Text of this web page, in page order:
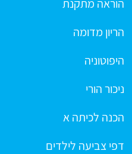
הוראה מתקנת
הריון מדומה
היפוטוניה
ניכור הורי
הכנה לכיתה א
דפי צביעה לילדים